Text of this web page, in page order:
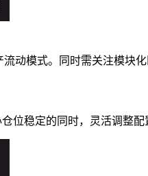
动模式。同时需关注模块
位稳定的同时，灵活调整配